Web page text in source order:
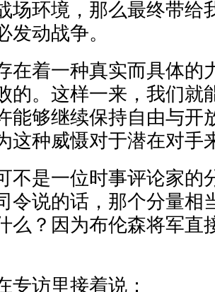
场环境，那么最终带给
发动战争。
在着一种真实而具体的
的。这样一来，我们就
能够继续保持自由与开
这种威慑对于潜在对手
不是一位时事评论家的
令说的话，那个分量相
么？因为布伦森将军直
专访里接着说：